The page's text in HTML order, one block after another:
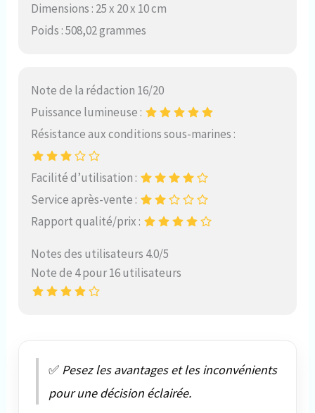
Dimensions : 25 x 20 x 10 cm
Poids : 508,02 grammes
Note de la rédaction 16/20
Puissance lumineuse :
Résistance aux conditions sous-marines :
Facilité d’utilisation :
Service après-vente :
Rapport qualité/prix :
Notes des utilisateurs 4.0/5
Note de 4 pour 16 utilisateurs
✅ Pesez les avantages et les inconvénients
pour une décision éclairée.